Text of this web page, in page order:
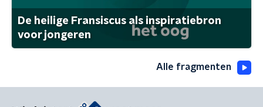
De heilige Fransiscus als inspiratiebron
voor jongeren
Alle fragmenten